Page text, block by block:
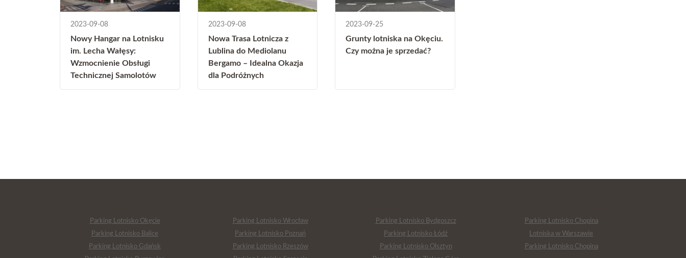
2023-09-08
Nowy Hangar na Lotnisku
im. Lecha Wałęsy:
Wzmocnienie Obsługi
Technicznej Samolotów
2023-09-08
Nowa Trasa Lotnicza z
Lublina do Mediolanu
Bergamo – Idealna Okazja
dla Podróżnych
2023-09-25
Grunty lotniska na Okęciu.
Czy można je sprzedać?
Parking Lotnisko Okęcie
Parking Lotnisko Balice
Parking Lotnisko Gdańsk
Parking Lotnisko Wrocław
Parking Lotnisko Poznań
Parking Lotnisko Rzeszów
Parking Lotnisko Bydgoszcz
Parking Lotnisko Łódź
Parking Lotnisko Olsztyn
Parking Lotnisko Chopina
Lotniska w Warszawie
Parking Lotnisko Chopina